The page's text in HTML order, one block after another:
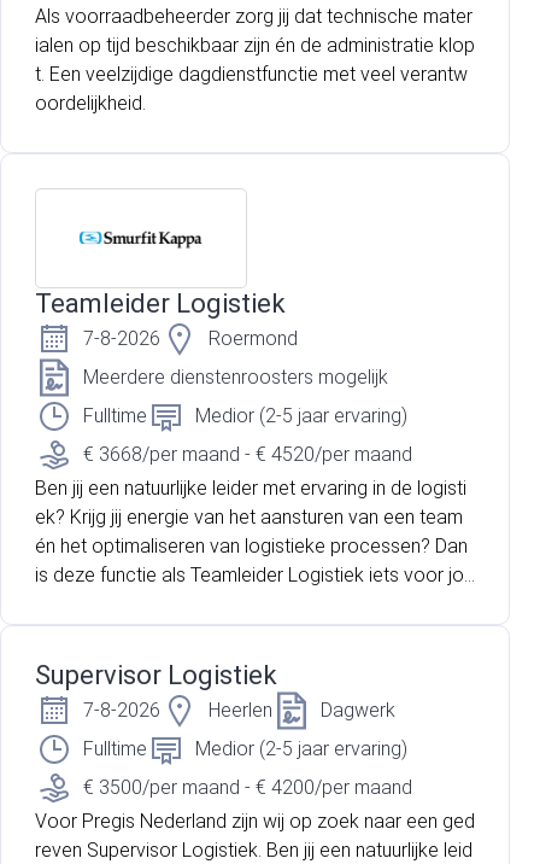
Als voorraadbeheerder zorg jij dat technische mater
ialen op tijd beschikbaar zijn én de administratie klop
t. Een veelzijdige dagdienstfunctie met veel verantw
oordelijkheid.
Teamleider Logistiek
7-8-2026
Roermond
Meerdere dienstenroosters mogelijk
Fulltime
Medior (2-5 jaar ervaring)
€ 3668/per maand - € 4520/per maand
Ben jij een natuurlijke leider met ervaring in de logisti
ek? Krijg jij energie van het aansturen van een team
én het optimaliseren van logistieke processen? Dan
is deze functie als Teamleider Logistiek iets voor jo
nde organisatie binnen de industriële sector. Innovati
e, kwaliteit en duurzaamheid staan centraal. Er word
t continu geïnvesteerd in medewerkers, veiligheid en
de verdere ontwikkeling van de organisatie. Je komt
terecht in een betrokken team waar samenwerking
en verbetering hand in hand gaan.
Supervisor Logistiek
7-8-2026 Heerlen
Dagwerk
Fulltime
Medior (2-5 jaar ervaring)
€ 3500/per maand - € 4200/per maand
Voor Pregis Nederland zijn wij op zoek naar een ged
reven Supervisor Logistiek. Ben jij een natuurlijke leid